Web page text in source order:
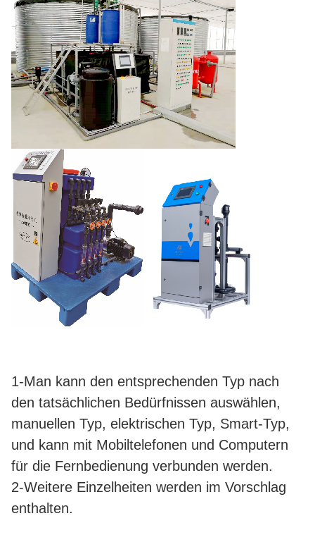
1-Man kann den entsprechenden Typ nach
den tatsächlichen Bedürfnissen auswählen,
manuellen Typ, elektrischen Typ, Smart-Typ,
und kann mit Mobiltelefonen und Computern
für die Fernbedienung verbunden werden.
2-Weitere Einzelheiten werden im Vorschlag
enthalten.